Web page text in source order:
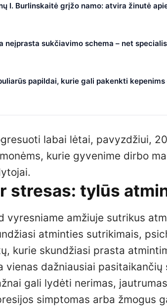
I. Burlinskaitė grįžo namo: atvira žinutė
neįprasta sukčiavimo schema – net
papildai, kurie gali pakenkti
labai lėtai, pavyzdžiui,
kurie gyvenime dirbo
stresas: tylūs
vyresniame amžiuje sutrikus
atminties sutrikimais,
kurie skundžiasi prasta
vienas dažniausiai
gali lydėti nerimas,
simptomas arba žmogus